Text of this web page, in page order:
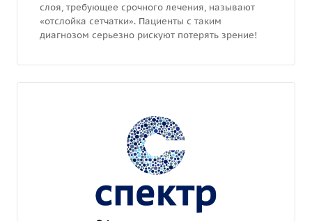
слоя, требующее срочного лечения, называют
«отслойка сетчатки». Пациенты с таким
диагнозом серьезно рискуют потерять зрение!